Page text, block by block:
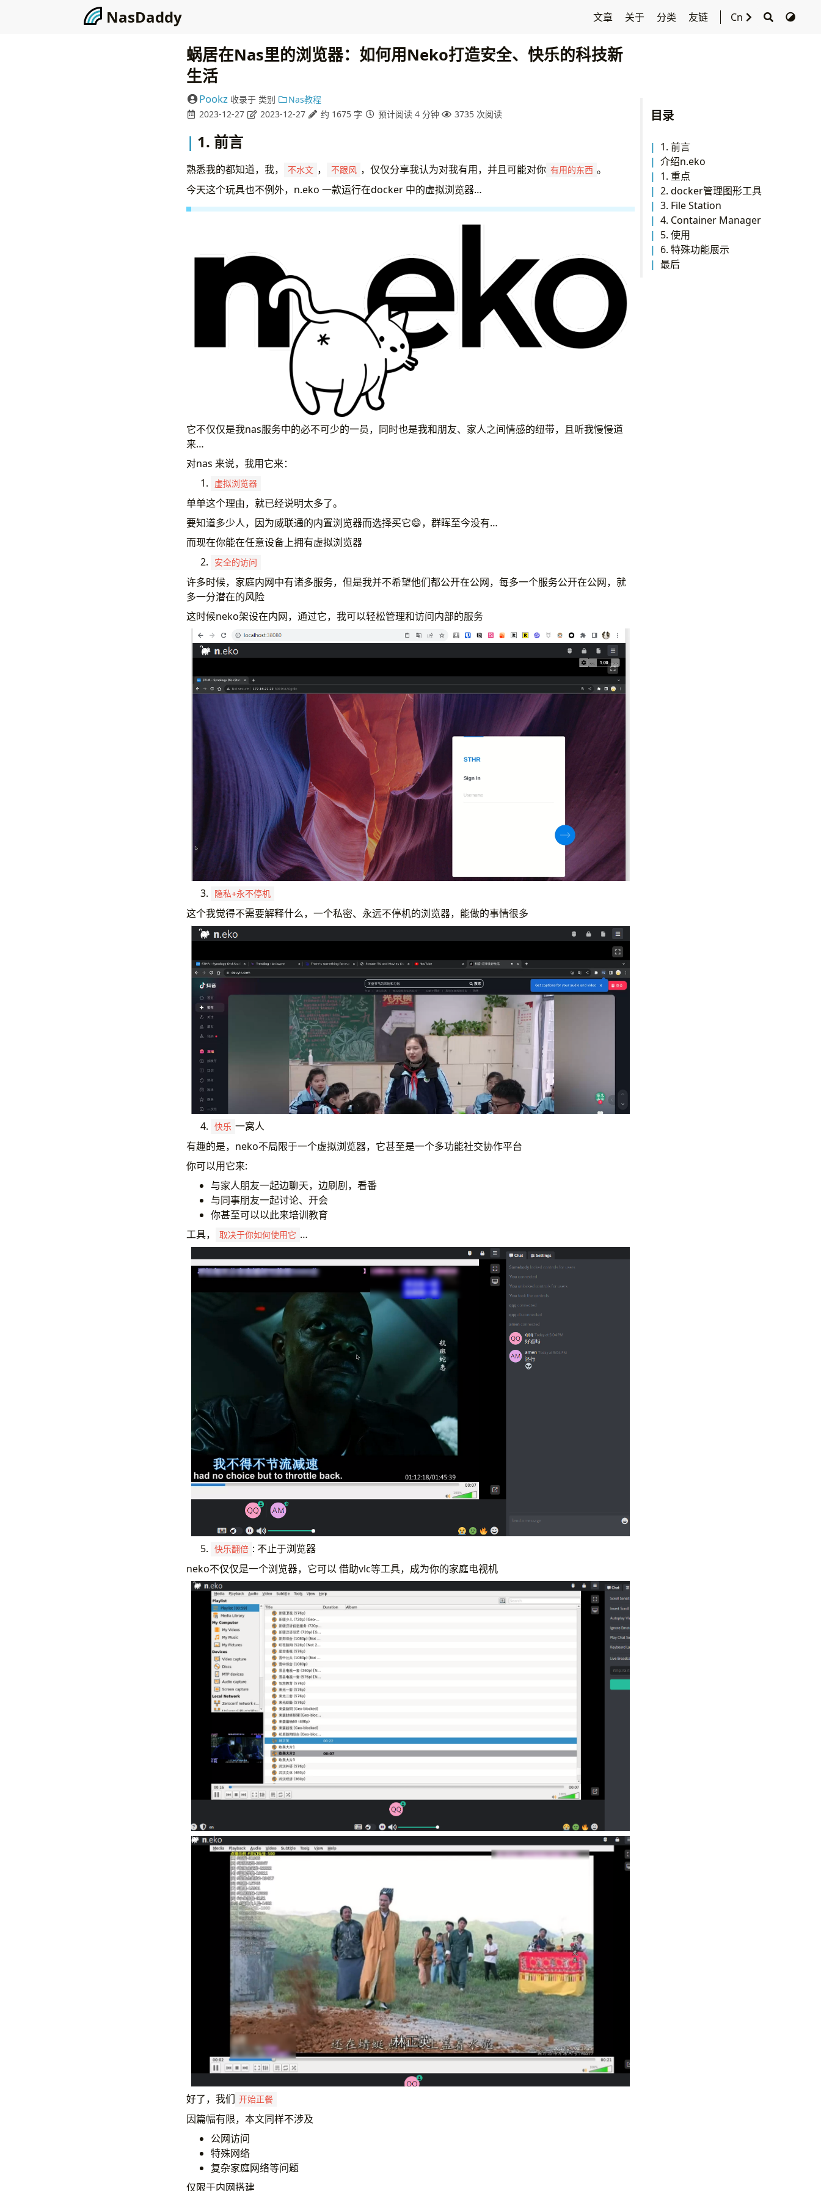
NasDaddy
| 文章 关于 分类 友链 Cn
目录
1. 前言
介绍n.eko
1. 重点
2. docker管理图形工具
3. File Station
4. Container Manager
5. 使用
6. 特殊功能展示
最后
蜗居在Nas里的浏览器：如何用Neko打造安全、快乐的科技新
生活
Pookz 收录于 类别
Nas教程
2023-12-27
2023-12-27 约 1675 字 预计阅读 4 分钟 3735 次阅读
1. 前言
熟悉我的都知道，我， 不水文 ， 不跟风 ，仅仅分享我认为对我有用，并且可能对你 有用的东西 。
今天这个玩具也不例外，n.eko 一款运行在docker 中的虚拟浏览器…
它不仅仅是我nas服务中的必不可少的一员，同时也是我和朋友、家人之间情感的纽带，且听我慢慢道
来…
对nas 来说，我用它来：
虚拟浏览器
单单这个理由，就已经说明太多了。
要知道多少人，因为威联通的内置浏览器而选择买它😄，群晖至今没有…
而现在你能在任意设备上拥有虚拟浏览器
安全的访问
许多时候，家庭内网中有诸多服务，但是我并不希望他们都公开在公网，每多一个服务公开在公网，就
多一分潜在的风险
这时候neko架设在内网，通过它，我可以轻松管理和访问内部的服务
隐私+永不停机
这个我觉得不需要解释什么，一个私密、永远不停机的浏览器，能做的事情很多
快乐 一窝人
有趣的是，neko不局限于一个虚拟浏览器，它甚至是一个多功能社交协作平台
你可以用它来:
与家人朋友一起边聊天，边刷剧，看番
与同事朋友一起讨论、开会
你甚至可以以此来培训教育
工具，
取决于你如何使用它 …
快乐翻倍 : 不止于浏览器
neko不仅仅是一个浏览器，它可以 借助vlc等工具，成为你的家庭电视机
好了，我们 开始正餐
因篇幅有限，本文同样不涉及
公网访问
特殊网络
复杂家庭网络等问题
仅限于内网搭建